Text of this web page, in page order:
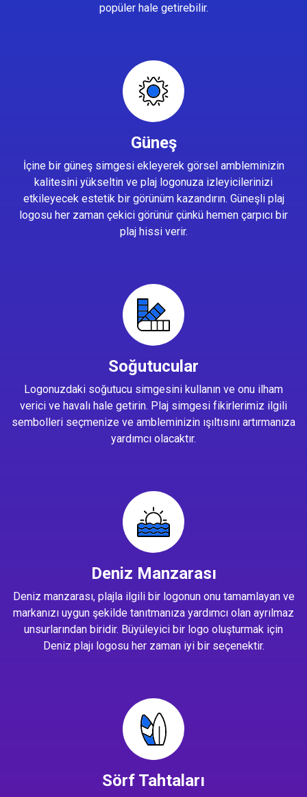
popüler hale getirebilir.
Güneş
İçine bir güneş simgesi ekleyerek görsel ambleminizin
kalitesini yükseltin ve plaj logonuza izleyicilerinizi
etkileyecek estetik bir görünüm kazandırın. Güneşli plaj
logosu her zaman çekici görünür çünkü hemen çarpıcı bir
plaj hissi verir.
Soğutucular
Logonuzdaki soğutucu simgesini kullanın ve onu ilham
verici ve havalı hale getirin. Plaj simgesi fikirlerimiz ilgili
sembolleri seçmenize ve ambleminizin ışıltısını artırmanıza
yardımcı olacaktır.
Deniz Manzarası
Deniz manzarası, plajla ilgili bir logonun onu tamamlayan ve
markanızı uygun şekilde tanıtmanıza yardımcı olan ayrılmaz
unsurlarından biridir. Büyüleyici bir logo oluşturmak için
Deniz plajı logosu her zaman iyi bir seçenektir.
Sörf Tahtaları